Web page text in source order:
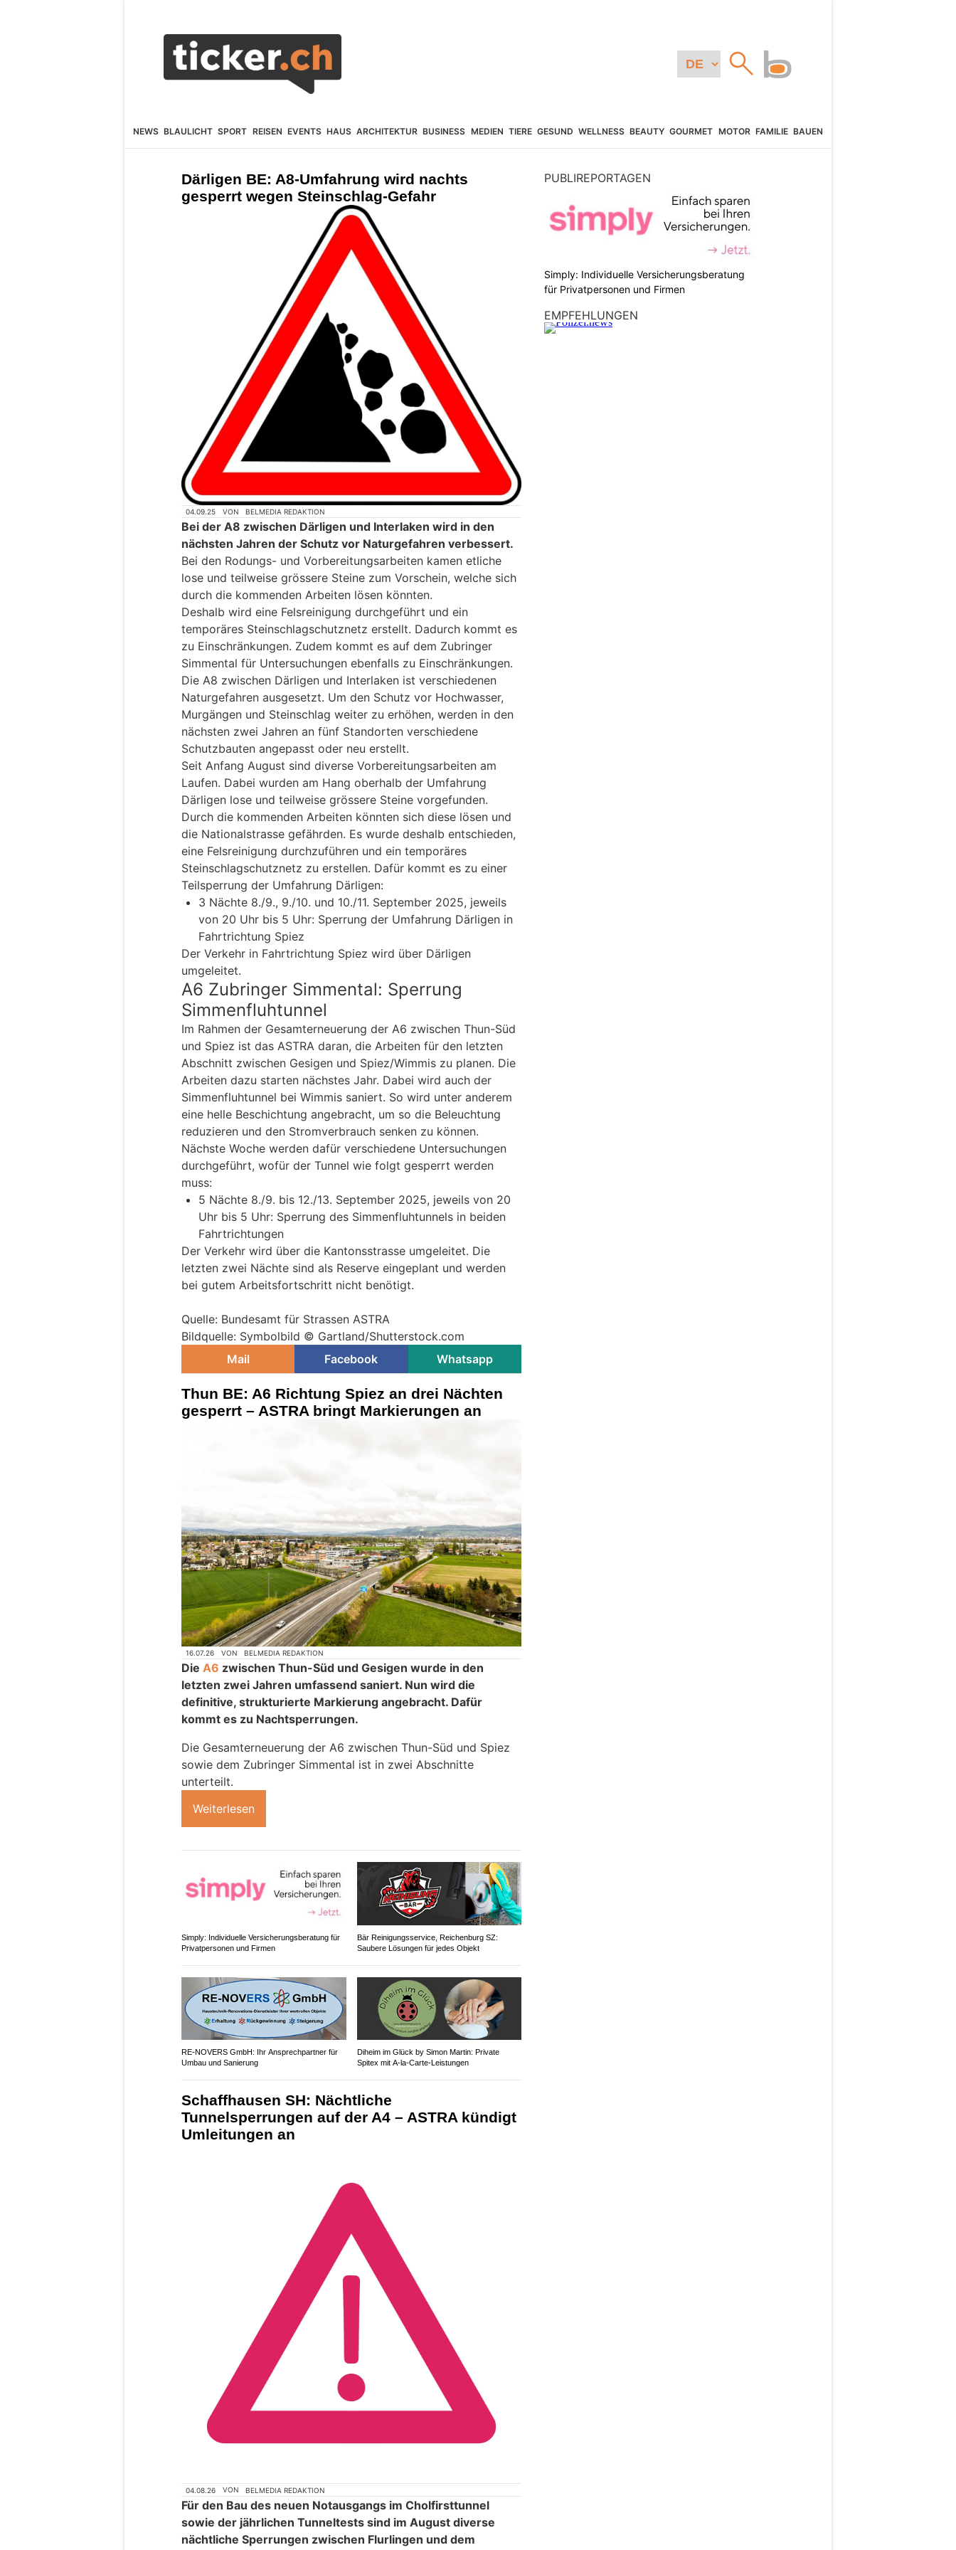
NEWS BLAULICHT SPORT REISEN EVENTS HAUS ARCHITEKTUR BUSINESS MEDIEN TIERE GESUND WELLNESS BEAUTY GOURMET MOTOR FAMILIE BAUEN
Därligen BE: A8-Umfahrung wird nachts
gesperrt wegen Steinschlag-Gefahr
04.09.25 VON BELMEDIA REDAKTION
Bei der A8 zwischen Därligen und Interlaken wird in den
nächsten Jahren der Schutz vor Naturgefahren verbessert.
Bei den Rodungs- und Vorbereitungsarbeiten kamen etliche
lose und teilweise grössere Steine zum Vorschein, welche sich
durch die kommenden Arbeiten lösen könnten.
Deshalb wird eine Felsreinigung durchgeführt und ein
temporäres Steinschlagschutznetz erstellt. Dadurch kommt es
zu Einschränkungen. Zudem kommt es auf dem Zubringer
Simmental für Untersuchungen ebenfalls zu Einschränkungen.
Die A8 zwischen Därligen und Interlaken ist verschiedenen
Naturgefahren ausgesetzt. Um den Schutz vor Hochwasser,
Murgängen und Steinschlag weiter zu erhöhen, werden in den
nächsten zwei Jahren an fünf Standorten verschiedene
Schutzbauten angepasst oder neu erstellt.
Seit Anfang August sind diverse Vorbereitungsarbeiten am
Laufen. Dabei wurden am Hang oberhalb der Umfahrung
Därligen lose und teilweise grössere Steine vorgefunden.
Durch die kommenden Arbeiten könnten sich diese lösen und
die Nationalstrasse gefährden. Es wurde deshalb entschieden,
eine Felsreinigung durchzuführen und ein temporäres
Steinschlagschutznetz zu erstellen. Dafür kommt es zu einer
Teilsperrung der Umfahrung Därligen:
3 Nächte 8./9., 9./10. und 10./11. September 2025, jeweils
von 20 Uhr bis 5 Uhr: Sperrung der Umfahrung Därligen in
Fahrtrichtung Spiez
Der Verkehr in Fahrtrichtung Spiez wird über Därligen
umgeleitet.
A6 Zubringer Simmental: Sperrung
Simmenfluhtunnel
Im Rahmen der Gesamterneuerung der A6 zwischen Thun-Süd
und Spiez ist das ASTRA daran, die Arbeiten für den letzten
Abschnitt zwischen Gesigen und Spiez/Wimmis zu planen. Die
Arbeiten dazu starten nächstes Jahr. Dabei wird auch der
Simmenfluhtunnel bei Wimmis saniert. So wird unter anderem
eine helle Beschichtung angebracht, um so die Beleuchtung
reduzieren und den Stromverbrauch senken zu können.
Nächste Woche werden dafür verschiedene Untersuchungen
durchgeführt, wofür der Tunnel wie folgt gesperrt werden
muss:
5 Nächte 8./9. bis 12./13. September 2025, jeweils von 20
Uhr bis 5 Uhr: Sperrung des Simmenfluhtunnels in beiden
Fahrtrichtungen
Der Verkehr wird über die Kantonsstrasse umgeleitet. Die
letzten zwei Nächte sind als Reserve eingeplant und werden
bei gutem Arbeitsfortschritt nicht benötigt.
Quelle: Bundesamt für Strassen ASTRA
Bildquelle: Symbolbild © Gartland/Shutterstock.com
Mail
Facebook Whatsapp
Thun BE: A6 Richtung Spiez an drei Nächten
gesperrt – ASTRA bringt Markierungen an
16.07.26 VON BELMEDIA REDAKTION
Die A6 zwischen Thun-Süd und Gesigen wurde in den
letzten zwei Jahren umfassend saniert. Nun wird die
definitive, strukturierte Markierung angebracht. Dafür
kommt es zu Nachtsperrungen.
Die Gesamterneuerung der A6 zwischen Thun-Süd und Spiez
sowie dem Zubringer Simmental ist in zwei Abschnitte
unterteilt.
Weiterlesen
Simply: Individuelle Versicherungsberatung für
Privatpersonen und Firmen
Bär Reinigungsservice, Reichenburg SZ:
Saubere Lösungen für jedes Objekt
RE-NOVERS GmbH: Ihr Ansprechpartner für
Umbau und Sanierung
Diheim im Glück by Simon Martin: Private
Spitex mit A-la-Carte-Leistungen
Schaffhausen SH: Nächtliche
Tunnelsperrungen auf der A4 – ASTRA kündigt
Umleitungen an
04.08.26 VON BELMEDIA REDAKTION
Für den Bau des neuen Notausgangs im Cholfirsttunnel
sowie der jährlichen Tunneltests sind im August diverse
nächtliche Sperrungen zwischen Flurlingen und dem
PUBLIREPORTAGEN
Simply: Individuelle Versicherungsberatung
für Privatpersonen und Firmen
EMPFEHLUNGEN